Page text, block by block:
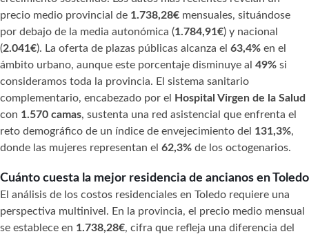
precio medio provincial de 1.738,28€ mensuales, situándose
por debajo de la media autonómica (1.784,91€) y nacional
(2.041€). La oferta de plazas públicas alcanza el 63,4% en el
ámbito urbano, aunque este porcentaje disminuye al 49% si
consideramos toda la provincia. El sistema sanitario
complementario, encabezado por el
Hospital Virgen de la Salud
con 1.570 camas, sustenta una red asistencial que enfrenta el
reto demográfico de un índice de envejecimiento del 131,3%,
donde las mujeres representan el 62,3% de los octogenarios.
Cuánto cuesta la mejor residencia de ancianos en Toledo
El análisis de los costos residenciales en Toledo requiere una
perspectiva multinivel. En la provincia, el precio medio mensual
se establece en 1.738,28€, cifra que refleja una diferencia del